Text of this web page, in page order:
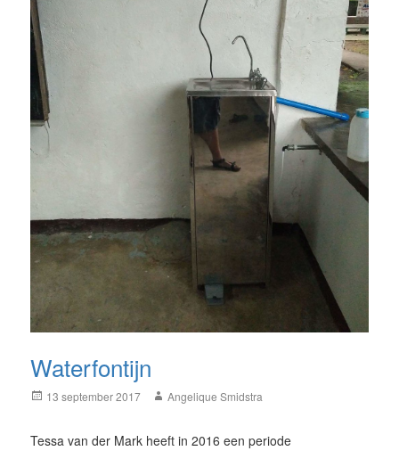
Waterfontijn
Posted
13 september 2017 Author
Angelique Smidstra
Tessa van der Mark heeft in 2016 een periode